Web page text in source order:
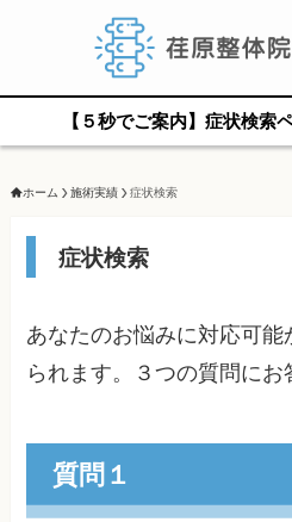
【５秒でご案内】症状検索
ホーム 施術実績 症状検索
症状検索
あなたのお悩みに対応可
られます。３つの質問にお
質問１